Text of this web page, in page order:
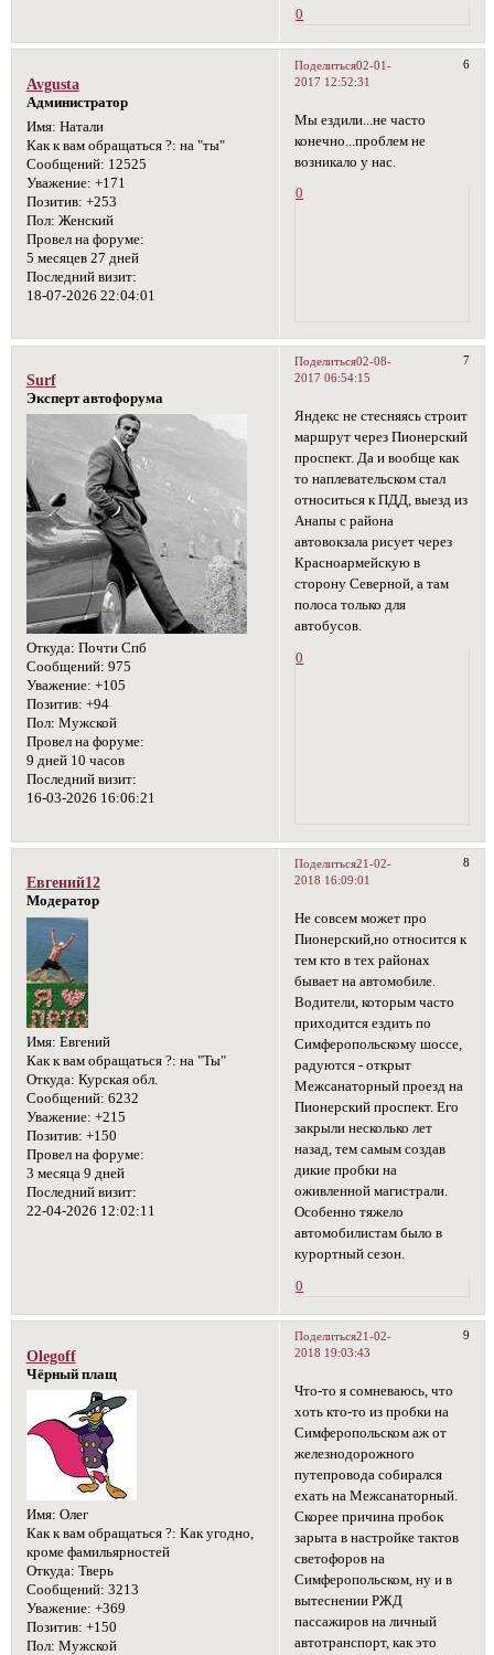
0
Поделиться 6
02-01-
2017 12:52:31
Avgusta
Администратор
Имя: Натали
Как к вам обращаться ?: на "ты"
Сообщений: 12525
Уважение: +171
Позитив: +253
Пол: Женский
Провел на форуме:
5 месяцев 27 дней
Последний визит:
18-07-2026 22:04:01
Мы ездили...не часто
конечно...проблем не
возникало у нас.
0
Поделиться 7
02-08-
2017 06:54:15
Surf
Эксперт автофорума
Откуда: Почти Спб
Сообщений: 975
Уважение: +105
Позитив: +94
Пол: Мужской
Провел на форуме:
9 дней 10 часов
Последний визит:
16-03-2026 16:06:21
Яндекс не стесняясь строит
маршрут через Пионерский
проспект. Да и вообще как
то наплевательском стал
относиться к ПДД, выезд из
Анапы с района
автовокзала рисует через
Красноармейскую в
сторону Северной, а там
полоса только для
автобусов.
0
Поделиться 8
21-02-
2018 16:09:01
Евгений12
Модератор
Имя: Евгений
Как к вам обращаться ?: на "Ты"
Откуда: Курская обл.
Сообщений: 6232
Уважение: +215
Позитив: +150
Провел на форуме:
3 месяца 9 дней
Последний визит:
22-04-2026 12:02:11
Не совсем может про
Пионерский,но относится к
тем кто в тех районах
бывает на автомобиле.
Водители, которым часто
приходится ездить по
Симферопольскому шоссе,
радуются - открыт
Межсанаторный проезд на
Пионерский проспект. Его
закрыли несколько лет
назад, тем самым создав
дикие пробки на
оживленной магистрали.
Особенно тяжело
автомобилистам было в
курортный сезон.
0
Поделиться 9
21-02-
2018 19:03:43
Olegoff
Чёрный плащ
Имя: Олег
Как к вам обращаться ?: Как угодно,
кроме фамильярностей
Откуда: Тверь
Сообщений: 3213
Уважение: +369
Позитив: +150
Пол: Мужской
Что-то я сомневаюсь, что
хоть кто-то из пробки на
Симферопольском аж от
железнодорожного
путепровода собирался
ехать на Межсанаторный.
Скорее причина пробок
зарыта в настройке тактов
светофоров на
Симферопольском, ну и в
вытеснении РЖД
пассажиров на личный
автотранспорт, как это